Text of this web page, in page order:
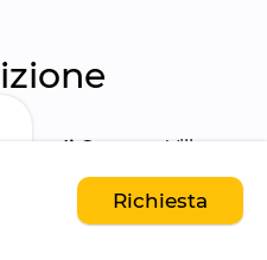
di Canggu
, Villa
con piscina a due
Con
cinque
spazi giorno
Richiesta